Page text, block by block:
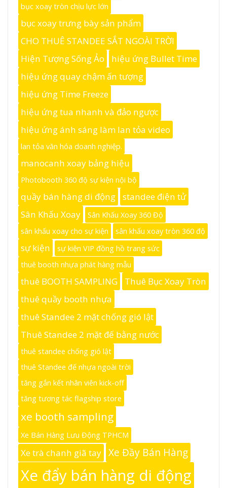
bục xoay tròn chịu lực lớn
bục xoay trưng bày sản phẩm
CHO THUÊ STANDEE SẮT NGOÀI TRỜI
Hiện Tượng Sống Ảo
hiệu ứng Bullet Time
hiệu ứng quay chậm ấn tượng
hiệu ứng Time Freeze
hiệu ứng tua nhanh và đảo ngược
hiệu ứng ánh sáng làm lan tỏa video
lan tỏa văn hóa doanh nghiệp.
manocanh xoay bảng hiệu
Photobooth 360 độ sự kiện nội bộ
quầy bán hàng di động
standee điện tử
Sân Khấu Xoay
Sân Khấu Xoay 360 Độ
sân khấu xoay cho sự kiện
sân khấu xoay tròn 360 độ
sự kiện
sự kiện VIP đồng hồ trang sức
thuê booth nhựa phát hàng mẫu
thuê BOOTH SAMPLING
Thuê Bục Xoay Tròn
thuê quầy booth nhựa
thuê Standee 2 mặt chống gió lật
Thuê Standee 2 mặt đế bằng nước
thuê standee chống gió lật
thuê Standee đế nhựa ngoài trời
tăng gắn kết nhân viên kick-off
tăng tương tác flagship store
xe booth sampling
Xe Bán Hàng Lưu Động TPHCM
Xe trà chanh giã tay Xe Đầy Bán Hàng
Xe đẩy bán hàng di động